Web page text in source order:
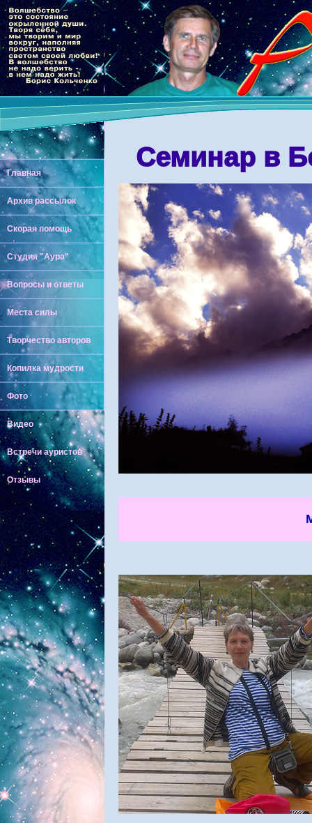
Главная
Архив рассылок
Скорая помощь
Студия "Аура"
Вопросы и ответы
Места силы
Творчество авторов
Копилка мудрости
Фото
Видео
Встречи ауристов
Отзывы
Семинар в